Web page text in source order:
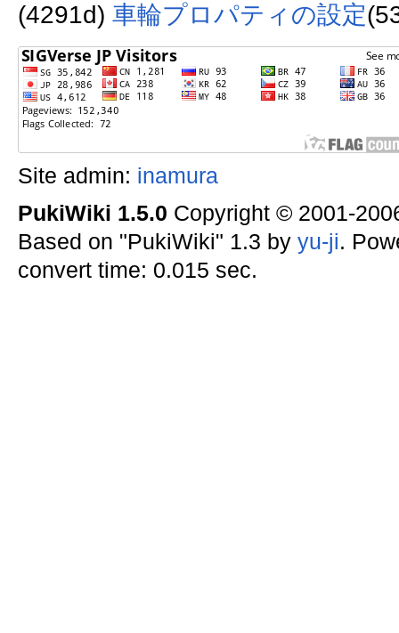
(4291d) 車輪プロパティの設定
Site admin: inamura
PukiWiki 1.5.0 Copyright © 2001-
Based on "PukiWiki" 1.3 by yu-ji.
convert time: 0.015 sec.